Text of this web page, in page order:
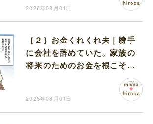
2026年08月01日
［２］お金くれくれ夫｜勝手
に会社を辞めていた。家族の
将来のためのお金を根こそぎ
2026年08月01日